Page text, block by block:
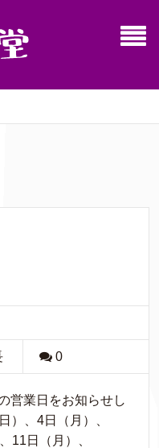
0
営業日をお知らせし
）、4日（月）、
11日（月）、